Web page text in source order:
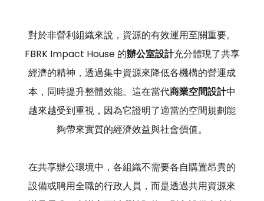
對於非營利組織來說，資源的有效運用至關重要。
FBRK Impact House 的辦公室設計充分體現了共享
經濟的精神，透過集中資源來降低各機構的營運成
本，同時提升整體效能。這在當代商業空間設計中
越來越受到重視，因為它證明了適當的空間規劃能
夠帶來實質的經濟效益與社會價值。
在共享辦公環境中，各組織不需要各自購置昂貴的
設備或聘用全職的行政人員，而是透過共用資源來